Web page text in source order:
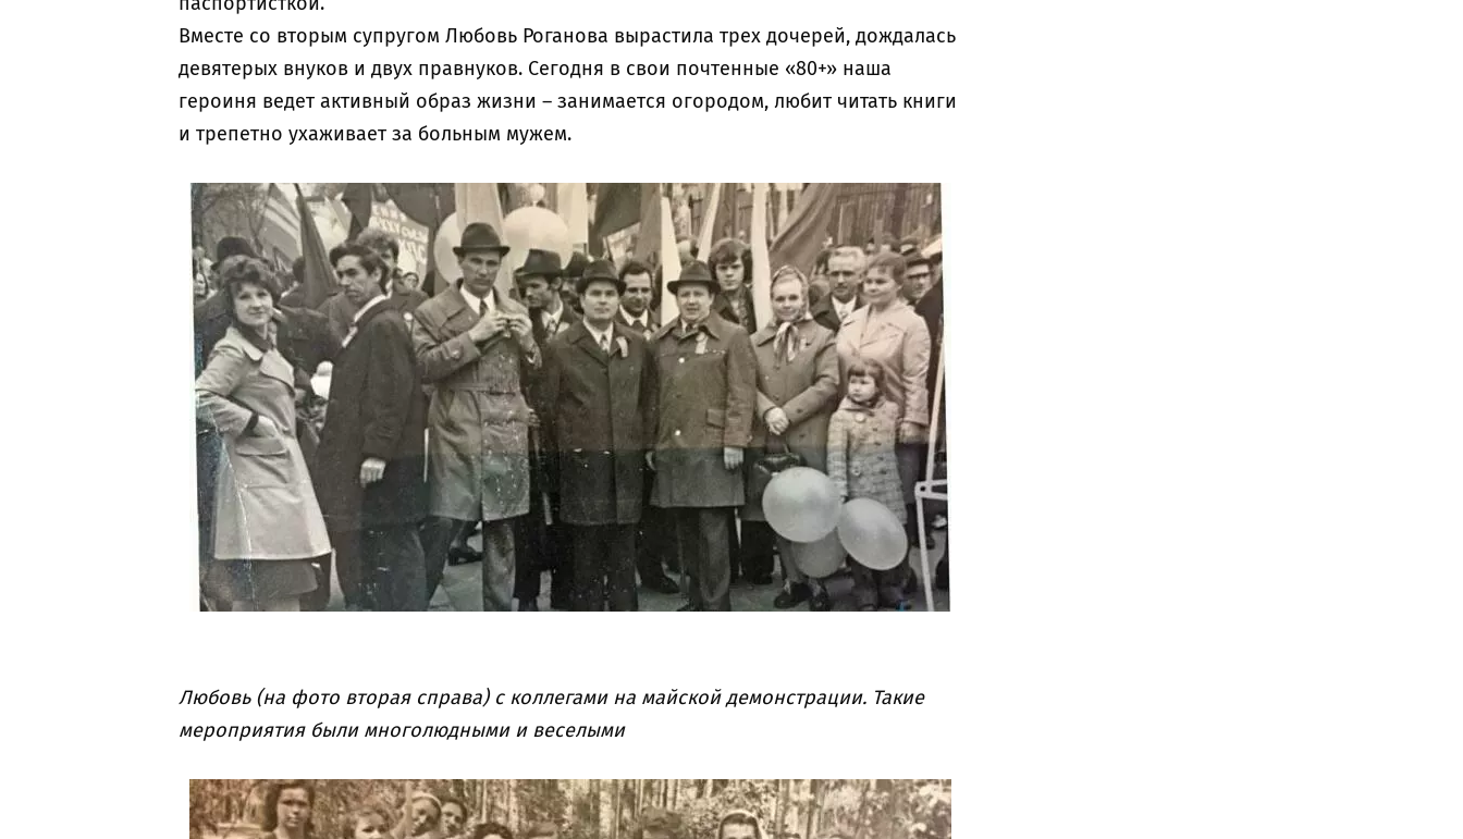
Вместе со вторым супругом Любовь Роганова вырастила трех дочерей, дождалась
девятерых внуков и двух правнуков. Сегодня в свои почтенные «80+» наша
героиня ведет активный образ жизни – занимается огородом, любит читать книги
и трепетно ухаживает за больным мужем.
Любовь (на фото вторая справа) с коллегами на майской демонстрации. Такие
мероприятия были многолюдными и веселыми